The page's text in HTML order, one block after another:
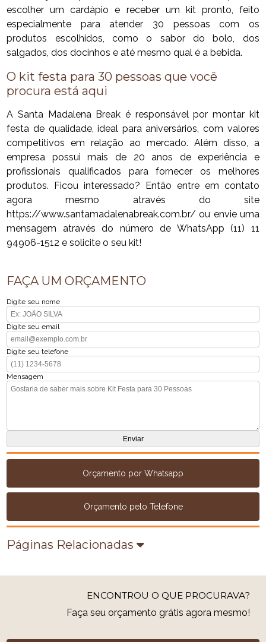
escolher um cardápio e receber um kit pronto, feito
especialmente para atender 30 pessoas com os
produtos escolhidos, como o sabor do bolo, dos
salgados, dos docinhos e até mesmo qual é a bebida.
O kit festa para 30 pessoas que você
procura está aqui
A Santa Madalena Break é responsável por montar kit
festa de qualidade, ideal para aniversários, com valores
competitivos em relação ao mercado. Além disso, a
empresa possui mais de 20 anos de experiência e
profissionais qualificados para fornecer os melhores
produtos. Ficou interessado? Então entre em contato
agora mesmo através do site
https://www.santamadalenabreak.com.br/ ou envie uma
mensagem através do número de WhatsApp (11) 11
94906-1512 e solicite o seu kit!
FAÇA UM ORÇAMENTO
Digite seu nome
Digite seu email
Digite seu telefone
Mensagem
Orçamento por Whatsapp
Orçamento pelo Telefone
Páginas Relacionadas
ENCONTROU O QUE PROCURAVA?
Faça seu orçamento grátis agora mesmo!